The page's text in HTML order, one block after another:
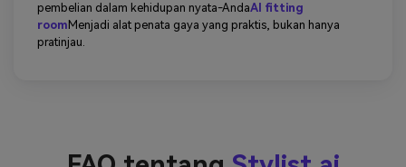
pembelian dalam kehidupan nyata-AndaAI fitting
room Menjadi alat penata gaya yang praktis, bukan hanya
pratinjau.